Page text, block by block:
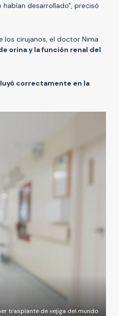
desarrollado", precisó
los cirujanos, el doctor Nima
orina y la función renal del
correctamente en la
trasplante de vejiga del mundo